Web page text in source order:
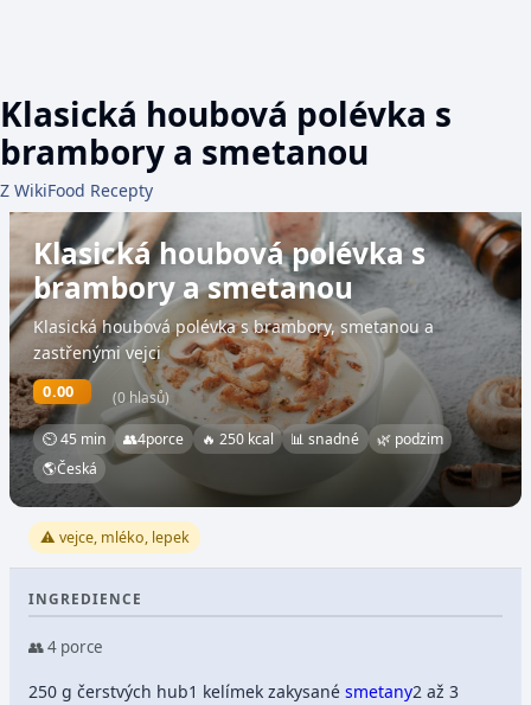
Klasická houbová polévka s
brambory a smetanou
Z WikiFood Recepty
Klasická houbová polévka s
brambory a smetanou
Klasická houbová polévka s brambory, smetanou a
zastřenými vejci
0.00 (0 hlasů)
⏲ 45 min 👥4porce 🔥 250 kcal 📊 snadné
🌿 podzim
🌎Česká
⚠️ vejce, mléko, lepek
INGREDIENCE
👥 4 porce
250 g čerstvých hub1 kelímek zakysanésmetany2 až 3